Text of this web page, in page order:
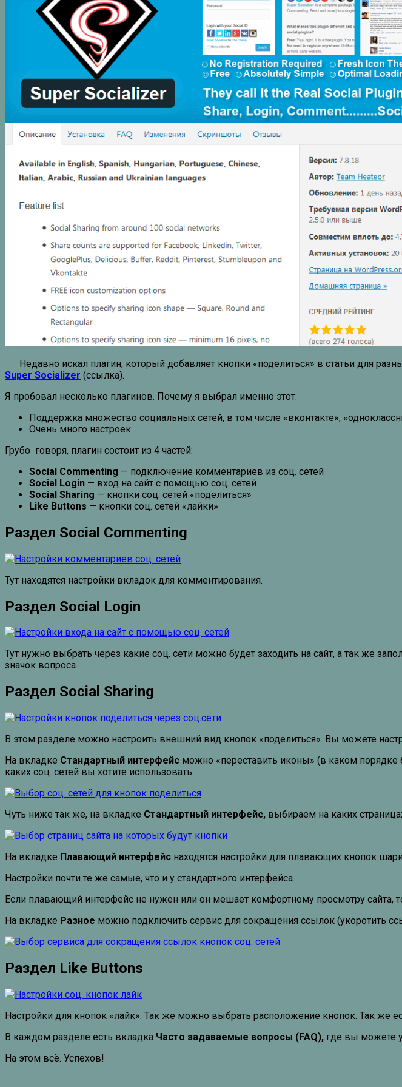
Недавно искал плагин, который добавляет кнопки «поделиться» в статьи для
Super Socializer (ссылка).
Я пробовал несколько плагинов. Почему я выбрал именно этот:
Поддержка множество социальных сетей, в том числе «вконтакте»,
Очень много настроек
Грубо говоря, плагин состоит из 4 частей:
Social Commenting — подключение комментариев из соц. сетей
Social Login — вход на сайт с помощью соц. сетей
Social Sharing — кнопки соц. сетей «поделиться»
Like Buttons — кнопки соц. сетей «лайки»
Раздел Social Commenting
Тут находятся настройки вкладок для комментирования.
Раздел Social Login
Тут нужно выбрать через какие соц. сети можно будет заходить на сайт, а так же
значок вопроса.
Раздел Social Sharing
В этом разделе можно настроить внешний вид кнопок «поделиться». Вы можете
На вкладке Стандартный интерфейс можно «переставить иконы» (в каком
каких соц. сетей вы хотите использовать.
Чуть ниже так же, на вкладке Стандартный интерфейс, выбираем на каких
На вкладке Плавающий интерфейс находятся настройки для плавающих кнопок
Настройки почти те же самые, что и у стандартного интерфейса.
Если плавающий интерфейс не нужен или он мешает комфортному просмотру сайта,
На вкладке Разное можно подключить сервис для сокращения ссылок (укоротить
Раздел Like Buttons
Настройки для кнопок «лайк». Так же можно выбрать расположение кнопок. Так же
В каждом разделе есть вкладка Часто задаваемые вопросы (FAQ), где вы можете
На этом всё. Успехов!